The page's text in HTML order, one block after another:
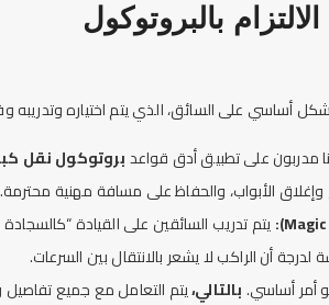
أساسي على السائق، الذي يتم اختياره وتدريبه
مدربون على تطبيق أدق قواعدبروتوكول نقل
وإغلاق الأبواب، والحفاظ على مسافة مهنية محترمة.
يتم تدريب السائقين على القيادة
أن الراكب لا يشعر بالانتقال بين السرعات.
أمر أساسي.بالتالي،يتم التعامل مع جميع